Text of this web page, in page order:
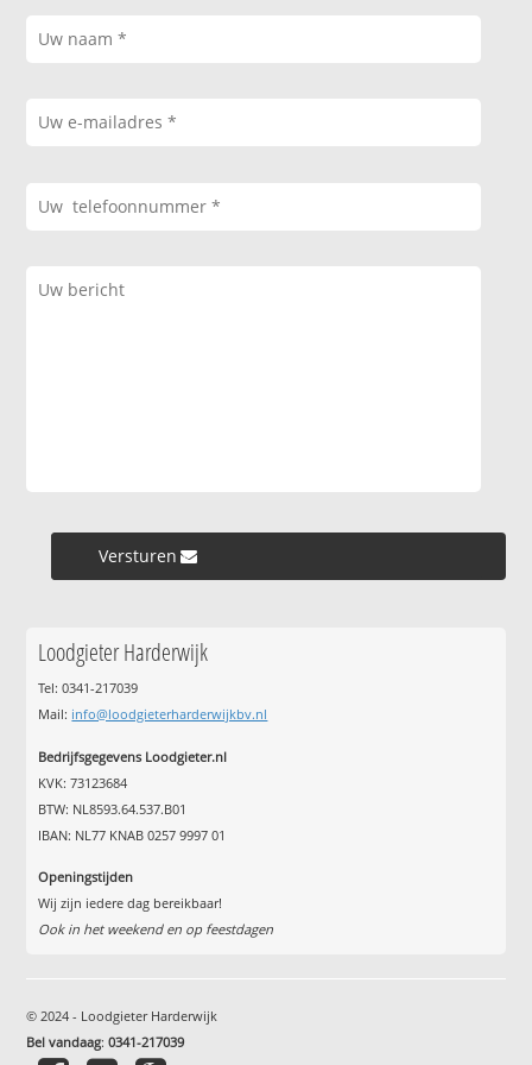
Versturen »
Loodgieter Harderwijk
Tel: 0341-217039
Mail: info@loodgieterharderwijkbv.nl
Bedrijfsgegevens Loodgieter.nl
KVK: 73123684
BTW: NL8593.64.537.B01
IBAN: NL77 KNAB 0257 9997 01
Openingstijden
Wij zijn iedere dag bereikbaar!
Ook in het weekend en op feestdagen
© 2024 - Loodgieter Harderwijk
Bel vandaag:0341-217039